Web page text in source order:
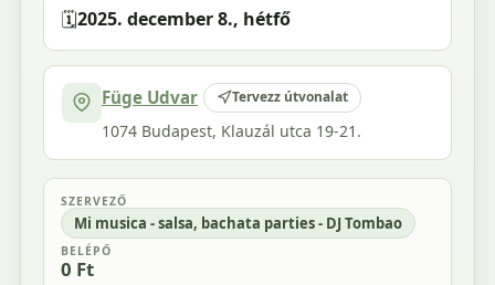
🗓️2025. december 8., hétfő
Füge Udvar Tervezz útvonalat
1074 Budapest, Klauzál utca 19-21.
SZERVEZŐ
Mi musica - salsa, bachata parties - DJ Tombao
BELÉPŐ
0 Ft